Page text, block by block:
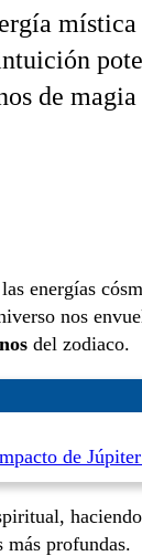
de
energías
nos
del zodiaco.
de
más profundas.